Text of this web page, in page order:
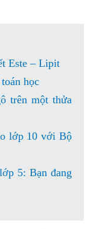
Este – Lipit
học
trên một thửa
lớp 10 với Bộ
5: Bạn đang